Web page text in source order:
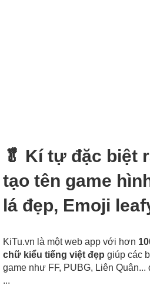
🥬 Kí tự đặc biệt
tạo tên game
lá đẹp, Emoji
KiTu.vn là một web app với hơn
chữ kiểu tiếng việt đẹp giúp các
game như FF, PUBG, Liên Quân...
...